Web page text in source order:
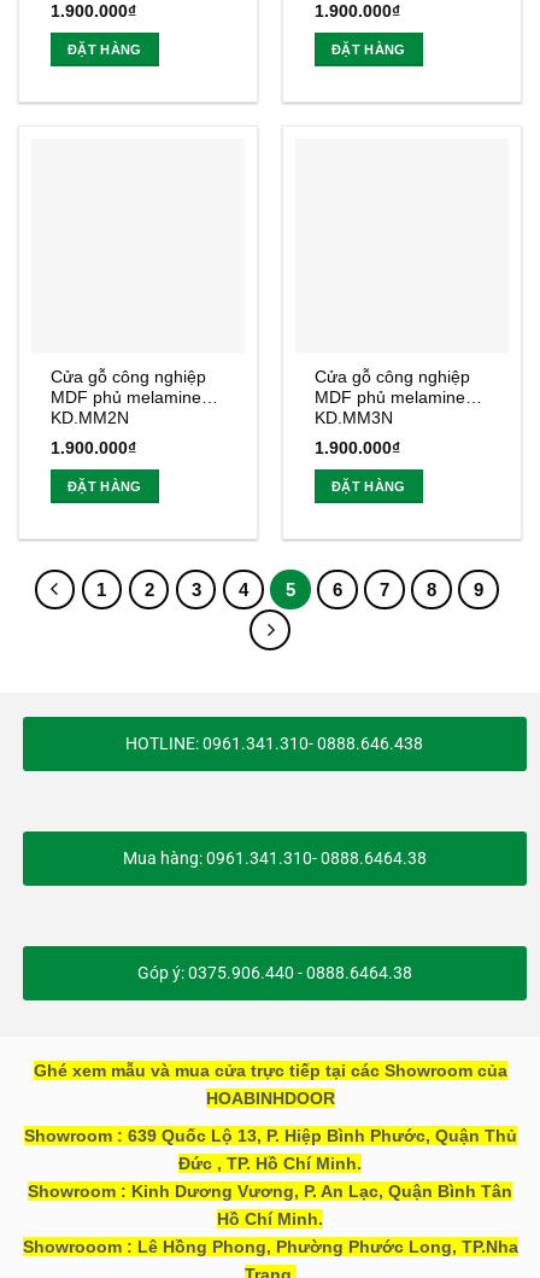
1.900.000₫
ĐẶT HÀNG
1.900.000₫
ĐẶT HÀNG
Cửa gỗ công nghiệp
MDF phủ melamine
KD.MM2N
1.900.000₫
ĐẶT HÀNG
Cửa gỗ công nghiệp
MDF phủ melamine
KD.MM3N
1.900.000₫
ĐẶT HÀNG
1 2 3 4 5 6 7 8 9
HOTLINE: 0961.341.310- 0888.646.438
Mua hàng: 0961.341.310- 0888.6464.38
Góp ý: 0375.906.440 - 0888.6464.38
Ghé xem mẫu và mua cửa trực tiếp tại các Showroom của
HOABINHDOOR
Showroom : 639 Quốc Lộ 13, P. Hiệp Bình Phước, Quận Thủ
Đức , TP. Hồ Chí Minh.
Showroom : Kinh Dương Vương, P. An Lạc, Quận Bình Tân
Hồ Chí Minh.
Showrooom : Lê Hồng Phong, Phường Phước Long, TP.Nha
Trang.